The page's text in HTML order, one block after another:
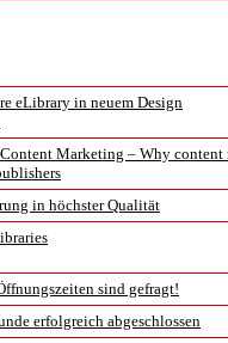
eLibrary in neuem Design
Marketing – Why content
in höchster Qualität
sind gefragt!
erfolgreich abgeschlossen